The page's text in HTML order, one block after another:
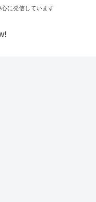
に発信しています